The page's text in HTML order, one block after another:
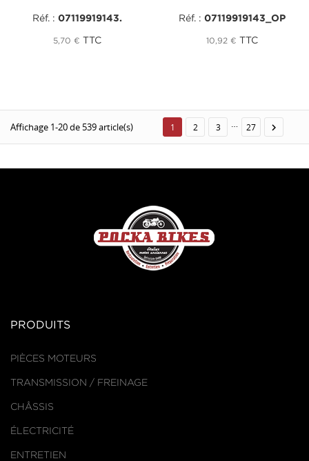
Réf. : 07119919143.
5,70 € TTC
Réf. : 07119919143_OP
10,92 € TTC
Affichage 1-20 de 539 article(s) 1 2 3 … 27 
PRODUITS
PIÈCES MOTEURS
TRANSMISSION / FREINAGE
CHÂSSIS
ÉLECTRICITÉ
ENTRETIEN